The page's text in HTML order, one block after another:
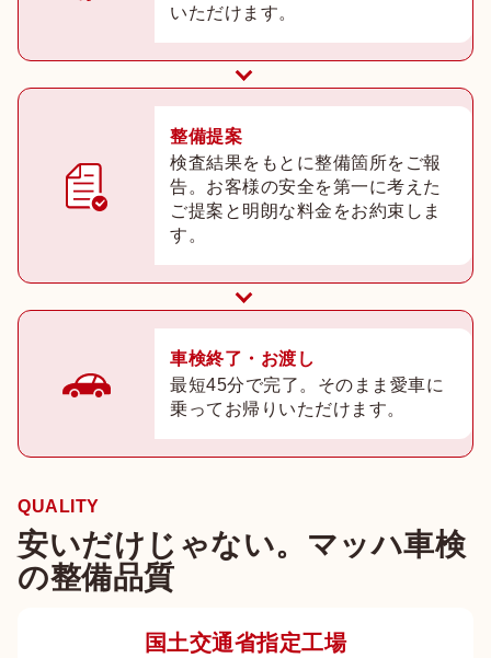
いただけます。
整備提案
検査結果をもとに整備箇所をご報
告。お客様の安全を第一に考えた
ご提案と明朗な料金をお約束しま
す。
車検終了・お渡し
最短45分で完了。そのまま愛車に
乗ってお帰りいただけます。
QUALITY
安いだけじゃない。マッハ車検
の整備品質
国土交通省指定工場